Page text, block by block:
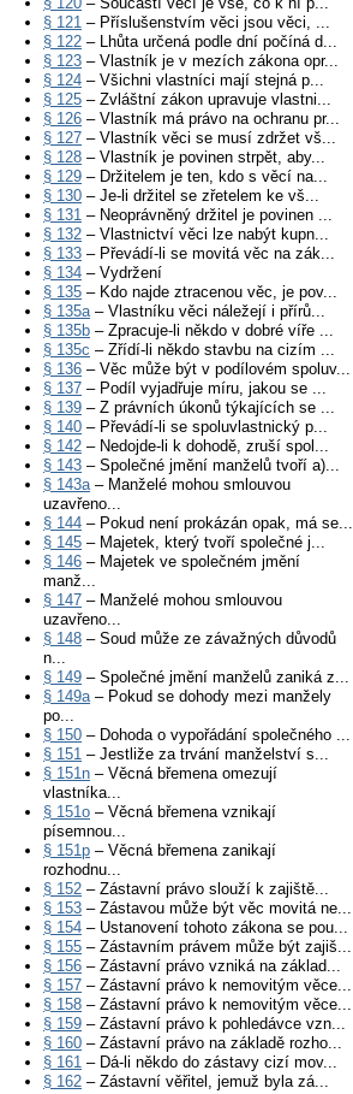
§ 121 – Příslušenstvím věci jsou věci, ...
§ 122 – Lhůta určená podle dní počíná d...
§ 123 – Vlastník je v mezích zákona opr...
§ 124 – Všichni vlastníci mají stejná p...
§ 125 – Zvláštní zákon upravuje vlastni...
§ 126 – Vlastník má právo na ochranu pr...
§ 127 – Vlastník věci se musí zdržet vš...
§ 128 – Vlastník je povinen strpět, aby...
§ 129 – Držitelem je ten, kdo s věcí na...
§ 130 – Je-li držitel se zřetelem ke vš...
§ 131 – Neoprávněný držitel je povinen ...
§ 132 – Vlastnictví věci lze nabýt kupn...
§ 133 – Převádí-li se movitá věc na zák...
§ 134 – Vydržení
§ 135 – Kdo najde ztracenou věc, je pov...
§ 135a– Vlastníku věci náležejí i přírů...
§ 135b – Zpracuje-li někdo v dobré víře ...
§ 135c – Zřídí-li někdo stavbu na cizím ...
§ 136 – Věc může být v podílovém spoluv...
§ 137 – Podíl vyjadřuje míru, jakou se ...
§ 139 – Z právních úkonů týkajících se ...
§ 140 – Převádí-li se spoluvlastnický p...
§ 142 – Nedojde-li k dohodě, zruší spol...
§ 143 – Společné jmění manželů tvoří a)...
§ 143a– Manželé mohou smlouvou
uzavřeno...
§ 144 – Pokud není prokázán opak, má se...
§ 145 – Majetek, který tvoří společné j...
§ 146 – Majetek ve společném jmění
manž...
§ 147 – Manželé mohou smlouvou
uzavřeno...
§ 148 – Soud může ze závažných důvodů
n...
§ 149 – Společné jmění manželů zaniká z...
§ 149a– Pokud se dohody mezi manžely
po...
§ 150 – Dohoda o vypořádání společného ...
§ 151 – Jestliže za trvání manželství s...
§ 151n – Věcná břemena omezují
vlastníka...
§ 151o – Věcná břemena vznikají
písemnou...
§ 151p – Věcná břemena zanikají
rozhodnu...
§ 152 – Zástavní právo slouží k zajiště...
§ 153 – Zástavou může být věc movitá ne...
§ 154 – Ustanovení tohoto zákona se pou...
§ 155 – Zástavním právem může být zajiš...
§ 156 – Zástavní právo vzniká na základ...
§ 157 – Zástavní právo k nemovitým věce...
§ 158 – Zástavní právo k nemovitým věce...
§ 159 – Zástavní právo k pohledávce vzn...
§ 160 – Zástavní právo na základě rozho...
§ 161 – Dá-li někdo do zástavy cizí mov...
§ 162 – Zástavní věřitel, jemuž byla zá...